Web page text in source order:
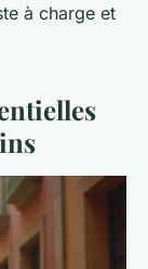
à charge et